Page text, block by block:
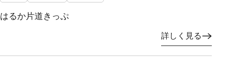
はるか片道きっぷ
詳しく見る